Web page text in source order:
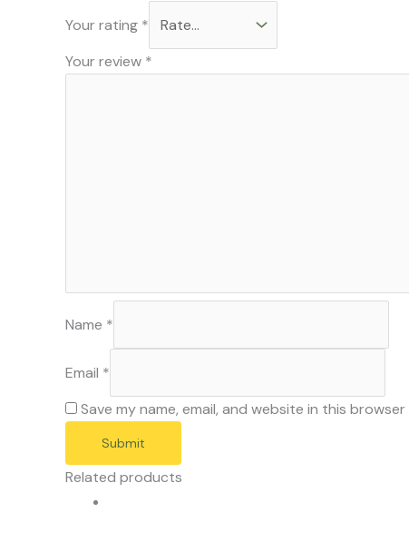
Your rating *
Your review *
Name *
Email *
Save my name, email, and website in this
Related products